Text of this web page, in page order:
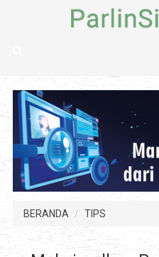
BERANDA TIPS